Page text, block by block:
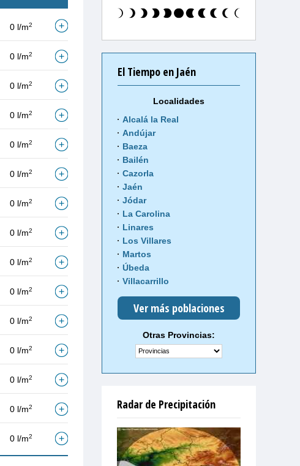
0 l/m2
0 l/m2
0 l/m2
0 l/m2
0 l/m2
0 l/m2
0 l/m2
0 l/m2
0 l/m2
0 l/m2
0 l/m2
0 l/m2
0 l/m2
0 l/m2
0 l/m2
El Tiempo en Jaén
Localidades
Alcalá la Real
Andújar
Baeza
Bailén
Cazorla
Jaén
Jódar
La Carolina
Linares
Los Villares
Martos
Úbeda
Villacarrillo
Ver más poblaciones
Otras Provincias:
Radar de Precipitación